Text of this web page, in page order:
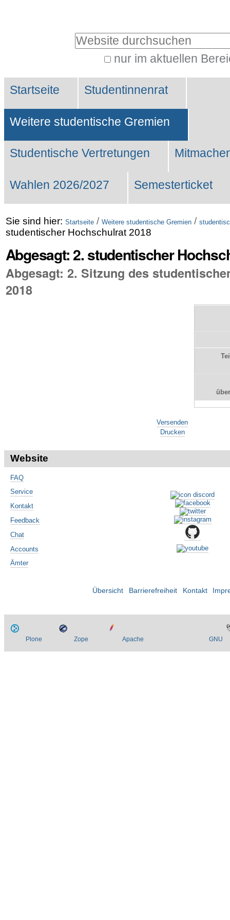
Website durchsuchen
nur im aktuellen
Suche…
Sektionen
Startseite Studentinnenrat
Weitere studentische Gremien
Studentische Vertretungen
Wahlen 2026/2027 Semesterticket
Sie sind hier: Startseite / Weitere studentische Gremien /
studentischer Hochschulrat 2018
Abgesagt: 2. studentischer
Abgesagt: 2. Sitzung des
2018
Versenden
Drucken
Website
FAQ
Service
Kontakt
Feedback
Chat
Accounts
Ämter
Übersicht Barrierefreiheit Kontakt
Plone Zope Apache GNU